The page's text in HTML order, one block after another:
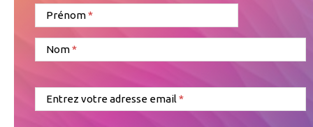
Prénom
Nom
Entrez votre adresse email